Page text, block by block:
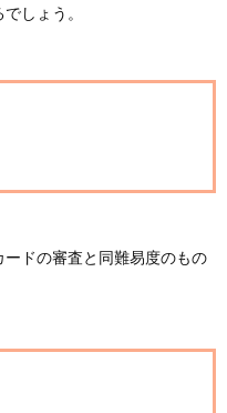
しょう。
ドの審査と同難易度のもの